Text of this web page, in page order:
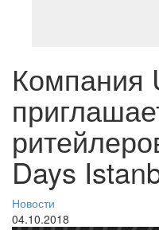
Компания
Days
Новости
04.10.2018